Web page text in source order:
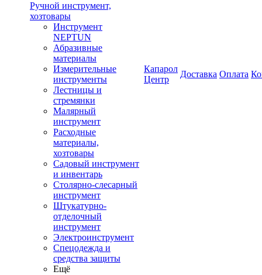
Ручной инструмент,
хозтовары
Инструмент
NEPTUN
Абразивные
материалы
Измерительные
инструменты
Лестницы и
стремянки
Малярный
инструмент
Расходные
материалы,
хозтовары
Садовый инструмент
и инвентарь
Столярно-слесарный
инструмент
Штукатурно-
отделочный
инструмент
Электроинструмент
Спецодежда и
средства защиты
Ещё
Капарол
Центр
Доставка Оплата